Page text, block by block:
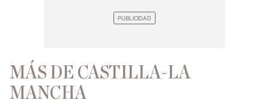
MÁS DE CASTILLA-LA
MANCHA